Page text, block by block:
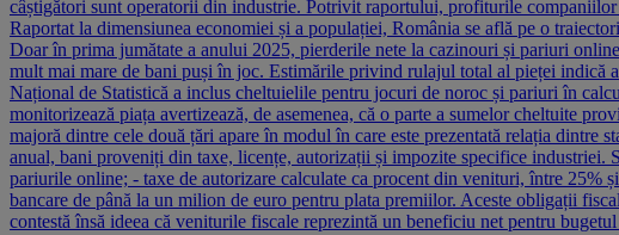
câștigători sunt operatorii din industrie. Potrivit raportului, profiturile
Raportat la dimensiunea economiei și a populației, România se află pe o
Doar în prima jumătate a anului 2025, pierderile nete la cazinouri și pariuri
mult mai mare de bani puși în joc. Estimările privind rulajul total al pieței indică
Național de Statistică a inclus cheltuielile pentru jocuri de noroc și pariuri în
monitorizează piața avertizează, de asemenea, că o parte a sumelor cheltuite
majoră dintre cele două țări apare în modul în care este prezentată relația
anual, bani proveniți din taxe, licențe, autorizații și impozite specifice industriei.
pariurile online; - taxe de autorizare calculate ca procent din venituri, între 25%
bancare de până la un milion de euro pentru plata premiilor. Aceste obligații
contestă însă ideea că veniturile fiscale reprezintă un beneficiu net pentru